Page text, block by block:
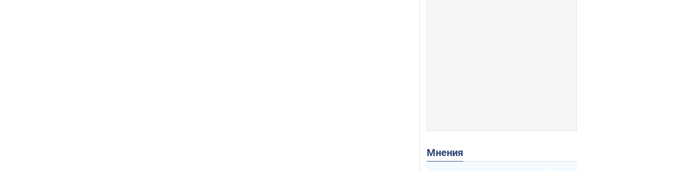
Мнения